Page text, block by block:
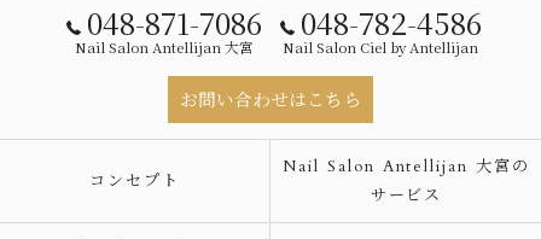
048-871-7086
Nail Salon Antellijan 大宮
048-782-4586
Nail Salon Ciel by Antellijan
お問い合わせはこちら
コンセプト
Nail Salon Antellijan 大宮の
サービス